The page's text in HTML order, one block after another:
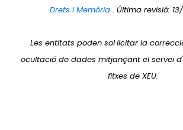
Drets i Memòria . Última revisió:
Les entitats poden sol·licitar la
ocultació de dades mitjançant el servei
fitxes de XEU.